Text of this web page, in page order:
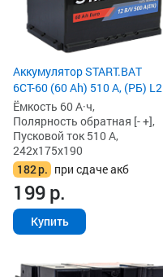
Аккумулятор START.BAT
6СТ-60 (60 Ah) 510 А, (РБ) L2
Ёмкость 60 А·ч,
Полярность обратная [- +],
Пусковой ток 510 А,
242x175x190
182р. при сдаче акб
199р.
Купить